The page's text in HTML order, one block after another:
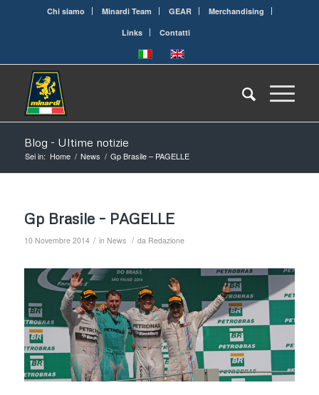
Chi siamo Minardi Team GEAR
Merchandising
Links
Contatti
Blog - Ultime notizie
Sei in: Home / News / Gp Brasile – PAGELLE
Gp Brasile – PAGELLE
10 Novembre 2014 / in News / da Redazione